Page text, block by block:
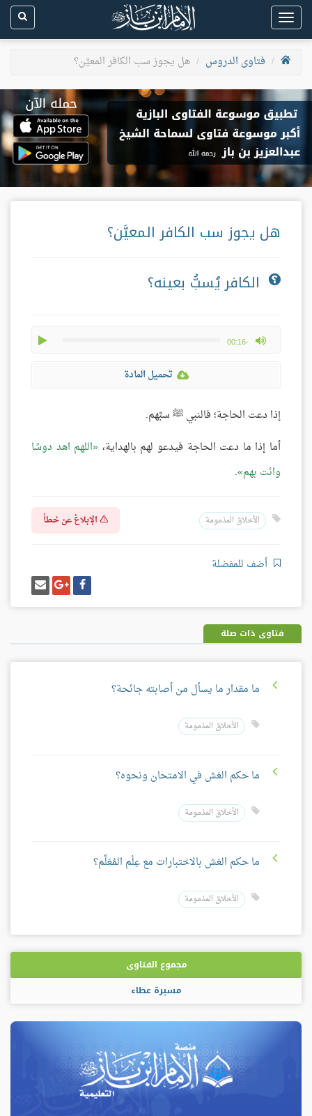
Toggle
navigation
فتاوى الدروس
هل يجوز سب الكافر المعيَّن؟
هل يجوز سب الكافر المعيَّن؟
الكافر يُسبُّ بعينه؟
-00:16
max volume
تحميل المادة
إذا دعت الحاجة؛ فالنبي ﷺ سبَّهم.
أما إذا ما دعت الحاجة فيدعو لهم بالهداية، اللهم اهد دوسًا
وائت بهم .
الأخلاق المذمومة الإبلاغ عن خطأ
أضف للمفضلة
شارك
على
فيسبوك
شارك
على
غوغل
بلس
إرسل
إيميل
فتاوى ذات صلة
ما مقدار ما يسأل من أصابته جائحة؟
الأخلاق المذمومة
ما حكم الغش في الامتحان ونحوه؟
الأخلاق المذمومة
ما حكم الغش بالاختبارات مع عِلْم المُعَلِّم؟
الأخلاق المذمومة
مجموع الفتاوى
مسيرة عطاء